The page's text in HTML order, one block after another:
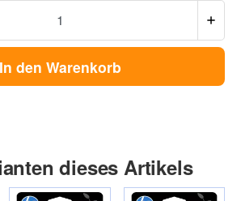
In den Warenkorb
dieses Artikels